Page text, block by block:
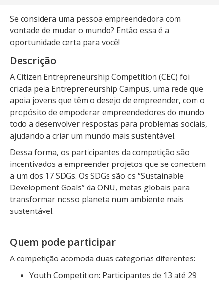
Se considera uma pessoa empreendedora com
vontade de mudar o mundo? Então essa é a
oportunidade certa para você!
Descrição
A Citizen Entrepreneurship Competition (CEC) foi
criada pela Entrepreneurship Campus, uma rede que
apoia jovens que têm o desejo de empreender, com o
propósito de empoderar empreendedores do mundo
todo a desenvolver respostas para problemas sociais,
ajudando a criar um mundo mais sustentável.
Dessa forma, os participantes da competição são
incentivados a empreender projetos que se conectem
a um dos 17 SDGs. Os SDGs são os “Sustainable
Development Goals” da ONU, metas globais para
transformar nosso planeta num ambiente mais
sustentável.
Quem pode participar
A competição acomoda duas categorias diferentes:
Youth Competition: Participantes de 13 até 29